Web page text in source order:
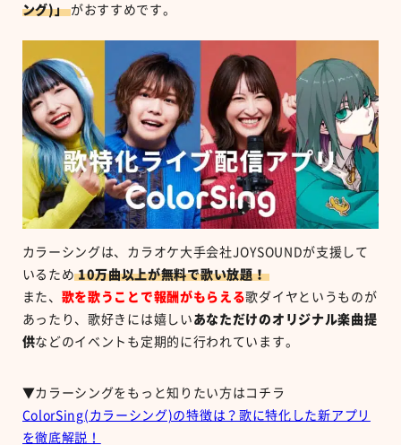
ング)」 がおすすめです。
カラーシングは、カラオケ大手会社JOYSOUNDが支援して
いるため 10万曲以上が無料で歌い放題！
また、 歌を歌うことで報酬がもらえる歌ダイヤというものが
あったり、歌好きには嬉しい あなただけのオリジナル楽曲提
供などのイベントも定期的に行われています。
▼カラーシングをもっと知りたい方はコチラ
ColorSing(カラーシング)の特徴は？歌に特化した新アプリ
を徹底解説！